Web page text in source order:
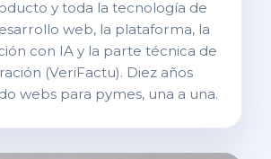
y toda la tecnología de
web, la plataforma, la
con IA y la parte técnica de
(VeriFactu). Diez años
webs para pymes, una a una.